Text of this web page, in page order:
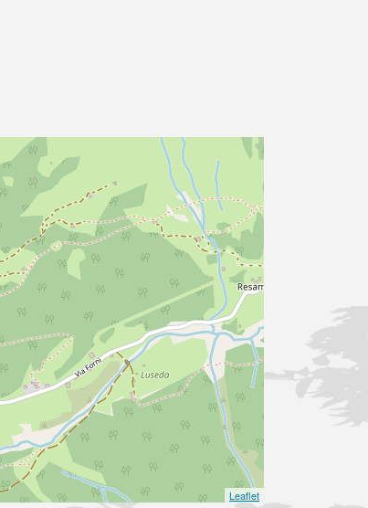
Leaflet